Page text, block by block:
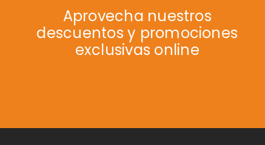
Aprovecha nuestros
descuentos y promociones
exclusivas online